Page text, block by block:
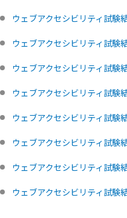
ウェブアクセシビリティ試験
ウェブアクセシビリティ試験
ウェブアクセシビリティ試験
ウェブアクセシビリティ試験
ウェブアクセシビリティ試験
ウェブアクセシビリティ試験
ウェブアクセシビリティ試験
ウェブアクセシビリティ試験